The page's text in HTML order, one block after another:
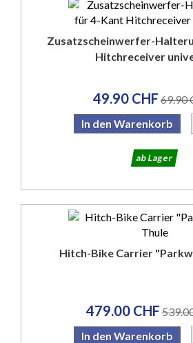
Zusatzscheinwerfer-
Hitchreceiver
49.90 CHF 69.90
In den Warenkorb
ab Lager
Hitch-Bike Carrier
479.00 CHF
In den Warenkorb